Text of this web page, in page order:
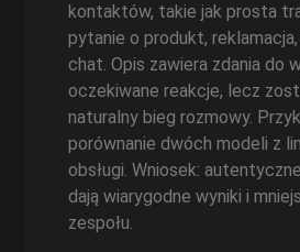
kontaktów, takie jak prosta
pytanie o produkt,
chat. Opis zawiera zdania do
oczekiwane reakcje, lecz
naturalny bieg rozmowy.
porównanie dwóch modeli z
obsługi. Wniosek:
dają wiarygodne wyniki i
zespołu.